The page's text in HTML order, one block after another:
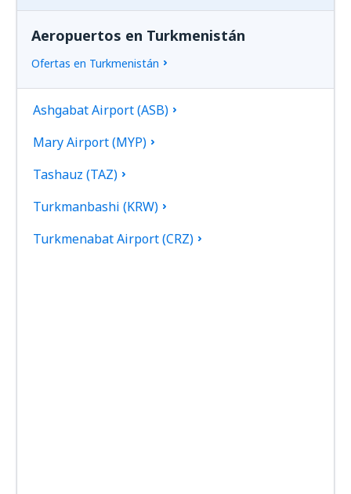
Aeropuertos en Turkmenistán
Ofertas en Turkmenistán
Ashgabat Airport (ASB)
Mary Airport (MYP)
Tashauz (TAZ)
Turkmanbashi (KRW)
Turkmenabat Airport (CRZ)